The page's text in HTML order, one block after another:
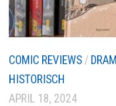
COMIC REVIEWS /
HISTORISCH
APRIL 18, 2024